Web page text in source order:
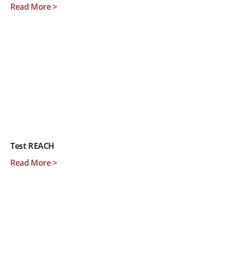
Read More >
Test REACH
Read More >